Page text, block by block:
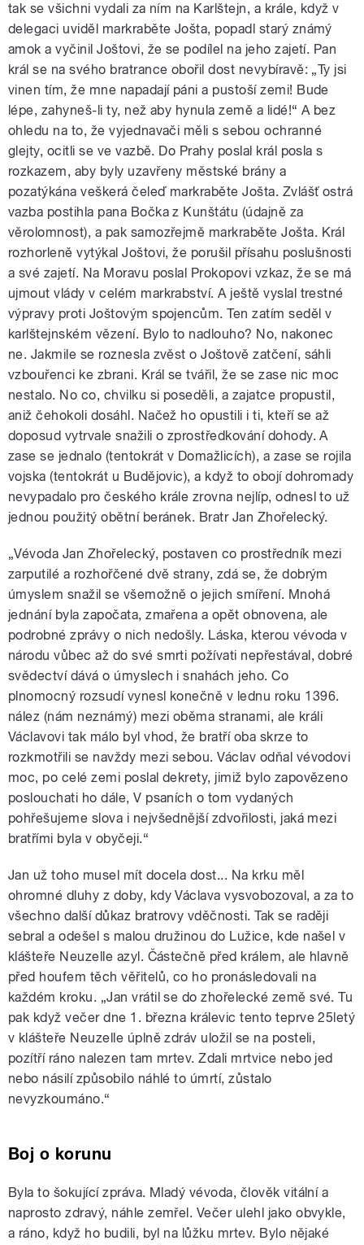
tak se všichni vydali za ním na Karlštejn, a krále, když v
delegaci uviděl markraběte Jošta, popadl starý známý
amok a vyčinil Joštovi, že se podílel na jeho zajetí. Pan
král se na svého bratrance obořil dost nevybíravě: „Ty jsi
vinen tím, že mne napadají páni a pustoší zemi! Bude
lépe, zahyneš-li ty, než aby hynula země a lidé!“ A bez
ohledu na to, že vyjednavači měli s sebou ochranné
glejty, ocitli se ve vazbě. Do Prahy poslal král posla s
rozkazem, aby byly uzavřeny městské brány a
pozatýkána veškerá čeleď markraběte Jošta. Zvlášť ostrá
vazba postihla pana Bočka z Kunštátu (údajně za
věrolomnost), a pak samozřejmě markraběte Jošta. Král
rozhorleně vytýkal Joštovi, že porušil přísahu poslušnosti
a své zajetí. Na Moravu poslal Prokopovi vzkaz, že se má
ujmout vlády v celém markrabství. A ještě vyslal trestné
výpravy proti Joštovým spojencům. Ten zatím seděl v
karlštejnském vězení. Bylo to nadlouho? No, nakonec
ne. Jakmile se roznesla zvěst o Joštově zatčení, sáhli
vzbouřenci ke zbrani. Král se tvářil, že se zase nic moc
nestalo. No co, chvilku si poseděli, a zajatce propustil,
aniž čehokoli dosáhl. Načež ho opustili i ti, kteří se až
doposud vytrvale snažili o zprostředkování dohody. A
zase se jednalo (tentokrát v Domažlicích), a zase se rojila
vojska (tentokrát u Budějovic), a když to obojí dohromady
nevypadalo pro českého krále zrovna nejlíp, odnesl to už
jednou použitý obětní beránek. Bratr Jan Zhořelecký.
„Vévoda Jan Zhořelecký, postaven co prostředník mezi
zarputilé a rozhořčené dvě strany, zdá se, že dobrým
úmyslem snažil se všemožně o jejich smíření. Mnohá
jednání byla započata, zmařena a opět obnovena, ale
podrobné zprávy o nich nedošly. Láska, kterou vévoda v
národu vůbec až do své smrti požívati nepřestával, dobré
svědectví dává o úmyslech i snahách jeho. Co
plnomocný rozsudí vynesl konečně v lednu roku 1396.
nález (nám neznámý) mezi oběma stranami, ale králi
Václavovi tak málo byl vhod, že bratří oba skrze to
rozkmotřili se navždy mezi sebou. Václav odňal vévodovi
moc, po celé zemi poslal dekrety, jimiž bylo zapovězeno
poslouchati ho dále, V psaních o tom vydaných
pohřešujeme slova i nejvšednější zdvořilosti, jaká mezi
bratřími byla v obyčeji.“
Jan už toho musel mít docela dost... Na krku měl
ohromné dluhy z doby, kdy Václava vysvobozoval, a za to
všechno další důkaz bratrovy vděčnosti. Tak se raději
sebral a odešel s malou družinou do Lužice, kde našel v
klášteře Neuzelle azyl. Částečně před králem, ale hlavně
před houfem těch věřitelů, co ho pronásledovali na
každém kroku. „Jan vrátil se do zhořelecké země své. Tu
pak když večer dne 1. března králevic tento teprve 25letý
v klášteře Neuzelle úplně zdráv uložil se na posteli,
pozítří ráno nalezen tam mrtev. Zdali mrtvice nebo jed
nebo násilí způsobilo náhlé to úmrtí, zůstalo
nevyzkoumáno.“
Boj o korunu
Byla to šokující zpráva. Mladý vévoda, člověk vitální a
naprosto zdravý, náhle zemřel. Večer ulehl jako obvykle,
a ráno, když ho budili, byl na lůžku mrtev. Bylo nějaké